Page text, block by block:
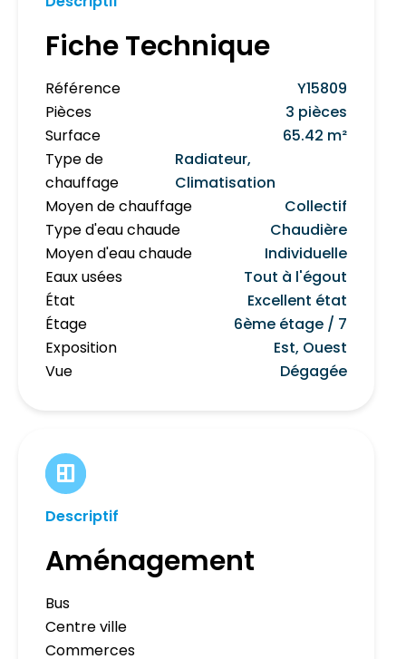
Fiche Technique
Référence
Y15809
Pièces
3 pièces
Surface
65.42 m²
Type de
chauffage
Radiateur,
Climatisation
Moyen de chauffage
Collectif
Type d'eau chaude
Chaudière
Moyen d'eau chaude
Individuelle
Eaux usées
Tout à l'égout
État
Excellent état
Étage
6ème étage / 7
Exposition
Est, Ouest
Vue
Dégagée
Descriptif
Aménagement
Bus
Centre ville
Commerces